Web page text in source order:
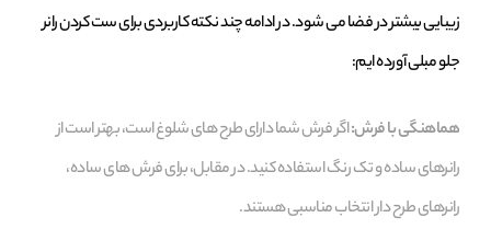
زیبایی بیشتر در فضا می‌ شود. در ادامه چند نکته کاربردی برای ست کردن رانر
جلو مبلی آورده‌ ایم:
هماهنگی با فرش:اگر فرش شما دارای طرح‌ های شلوغ است، بهتر است از
رانرهای ساده و تک‌ رنگ استفاده کنید. در مقابل، برای فرش‌ های ساده،
رانرهای طرح‌ دار انتخاب مناسبی هستند.